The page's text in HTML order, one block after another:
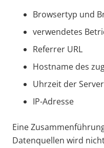
Browsertyp und
verwendetes
Referrer URL
Hostname des
Uhrzeit der
IP-Adresse
Eine
Datenquellen wird